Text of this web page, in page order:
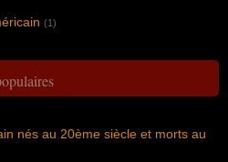
(1)
nés au 20ème siècle et morts au